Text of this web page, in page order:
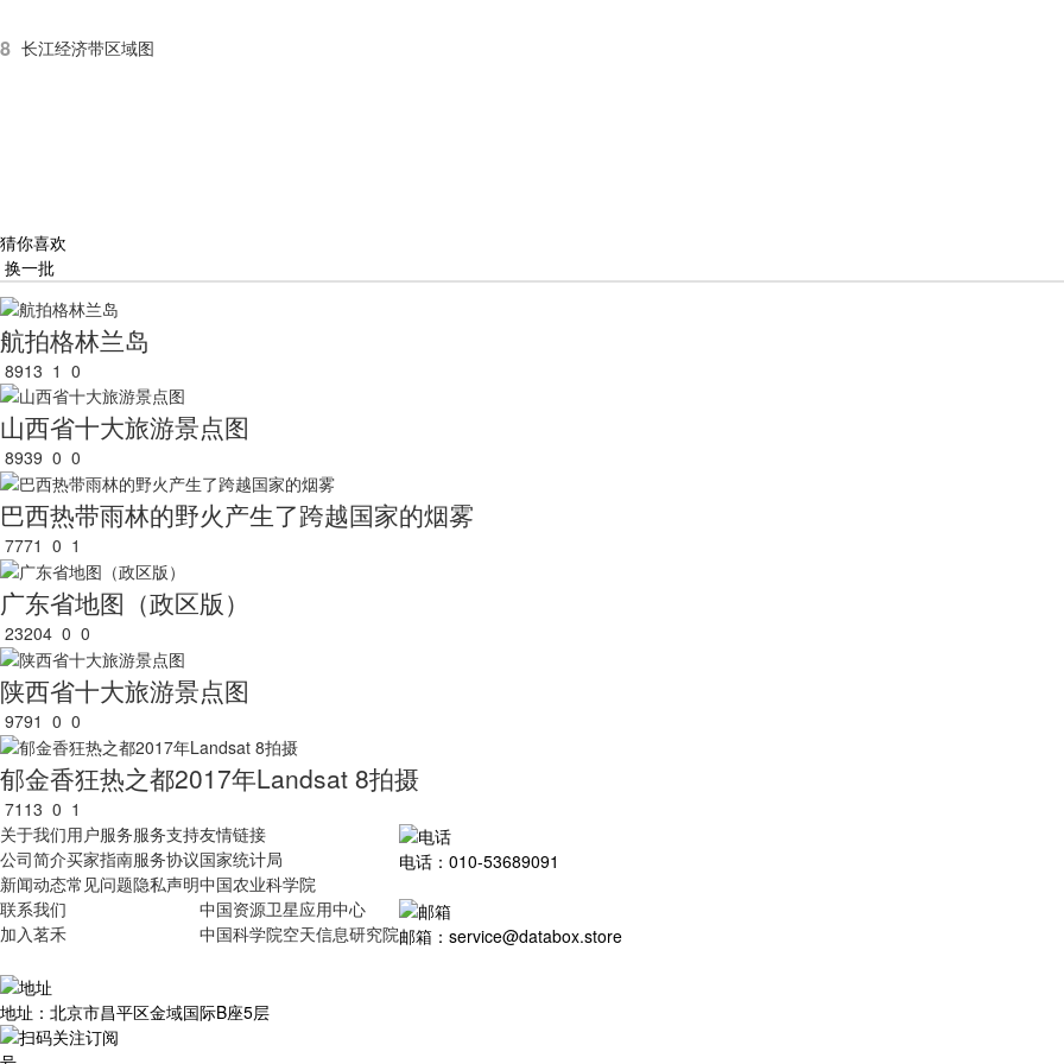
8 长江经济带区域图
猜你喜欢
换一批
航拍格林兰岛
8913 1 0
山西省十大旅游景点图
8939 0 0
巴西热带雨林的野火产生了跨越国家的烟雾
7771 0 1
广东省地图（政区版）
23204 0 0
陕西省十大旅游景点图
9791 0 0
郁金香狂热之都2017年Landsat 8拍摄
7113 0 1
关于我们
公司简介
新闻动态
联系我们
加入茗禾
用户服务
买家指南
常见问题
服务支持
服务协议
隐私声明
友情链接
国家统计局
中国农业科学院
中国资源卫星应用中心
中国科学院空天信息研究院
电话：010-53689091
邮箱：service@databox.store
地址：北京市昌平区金域国际B座5层